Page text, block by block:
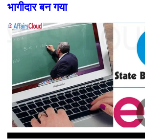
भागीदार बन गया